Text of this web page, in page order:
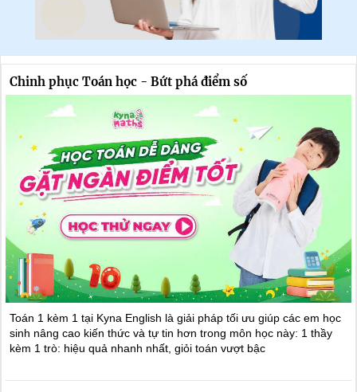
Chinh phục Toán học - Bứt phá điểm số
Toán 1 kèm 1 tại Kyna English là giải pháp tối ưu giúp các em học
sinh nâng cao kiến thức và tự tin hơn trong môn học này: 1 thầy
kèm 1 trò: hiệu quả nhanh nhất, giỏi toán vượt bậc